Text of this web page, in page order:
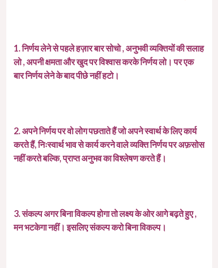
1. निर्णय लेने से पहले हज़ार बार सोचो , अनुभवी व्यक्तियों की सलाह
लो , अपनी क्षमता और खुद पर विश्वास करके निर्णय लो। पर एक
बार निर्णय लेने के बाद पीछे नहीं हटो।
2. अपने निर्णय पर वो लोग पछताते हैं जो अपने स्वार्थ के लिए कार्य
करते हैं, निःस्वार्थ भाव से कार्य करने वाले व्यक्ति निर्णय पर अफ़सोस
नहीं करते बल्कि, प्राप्त अनुभव का विश्लेषण करते हैं।
3. संकल्प अगर बिना विकल्प होगा तो लक्ष्य के ओर आगे बढ़ते हुए ,
मन भटकेगा नहीं। इसलिए संकल्प करो बिना विकल्प।